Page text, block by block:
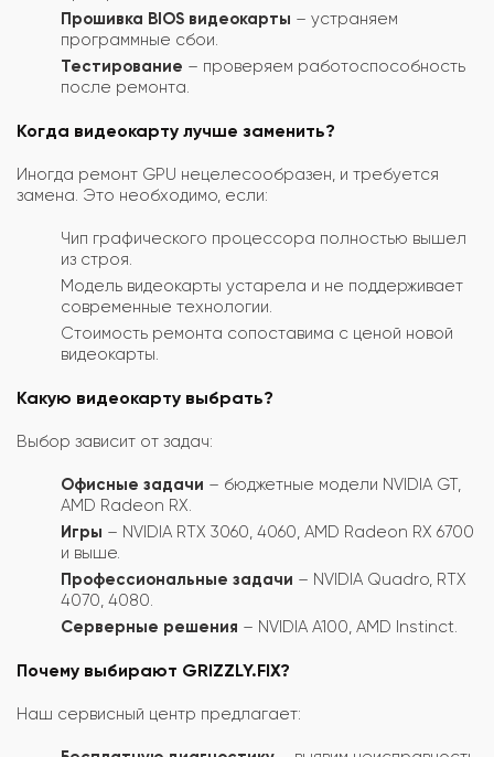
Прошивка BIOS видеокарты – устраняем
программные сбои.
Тестирование – проверяем работоспособность
после ремонта.
Когда видеокарту лучше заменить?
Иногда ремонт GPU нецелесообразен, и требуется
замена. Это необходимо, если:
Чип графического процессора полностью вышел
из строя.
Модель видеокарты устарела и не поддерживает
современные технологии.
Стоимость ремонта сопоставима с ценой новой
видеокарты.
Какую видеокарту выбрать?
Выбор зависит от задач:
Офисные задачи – бюджетные модели NVIDIA GT,
AMD Radeon RX.
Игры – NVIDIA RTX 3060, 4060, AMD Radeon RX 6700
и выше.
Профессиональные задачи – NVIDIA Quadro, RTX
4070, 4080.
Серверные решения – NVIDIA A100, AMD Instinct.
Почему выбирают GRIZZLY.FIX?
Наш сервисный центр предлагает: